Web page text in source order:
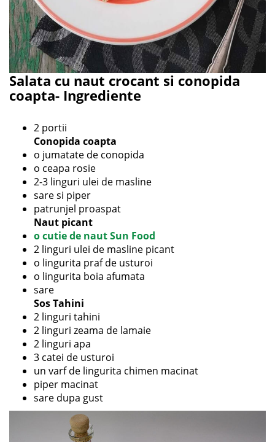
Salata cu naut crocant si conopida
coapta- Ingrediente
2 portii
Conopida coapta
o jumatate de conopida
o ceapa rosie
2-3 linguri ulei de masline
sare si piper
patrunjel proaspat
Naut picant
o cutie de naut Sun Food
2 linguri ulei de masline picant
o lingurita praf de usturoi
o lingurita boia afumata
sare
Sos Tahini
2 linguri tahini
2 linguri zeama de lamaie
2 linguri apa
3 catei de usturoi
un varf de lingurita chimen macinat
piper macinat
sare dupa gust